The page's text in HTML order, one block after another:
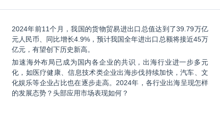
2024年前11个月，我国的货物贸易进出口总值达到了39.79万亿
元人民币、同比增长4.9%，预计我国全年进出口总额将接近45万
亿元，有望创下历史新高。
加速海外布局已成为国内各企业的共识，出海行业进一步多元
化，如医疗健康、信息技术类企业出海步伐持续加快，汽车、文
化娱乐等企业占比也在逐步走高。2024年，各行业出海呈现怎样
的发展态势？头部应用市场表现如何？